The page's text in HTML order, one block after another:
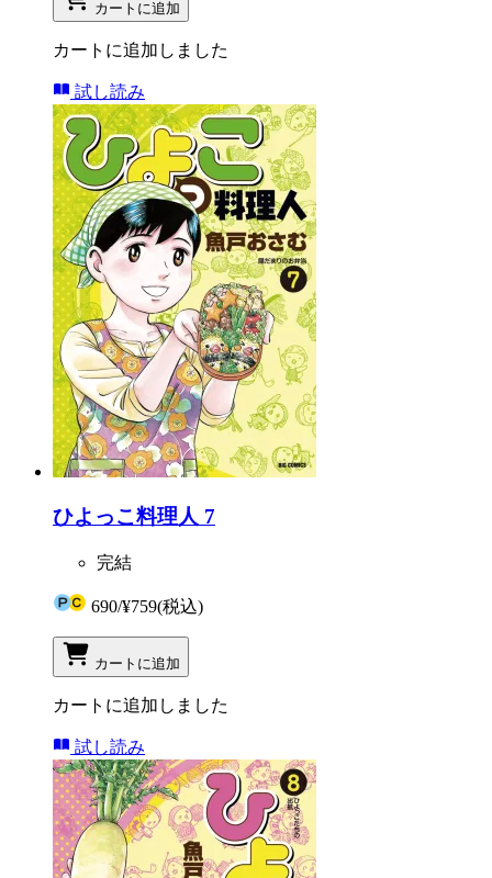
カートに追加
カートに追加しました
試し読み
ひよっこ料理人 7
完結
690/¥759(税込)
カートに追加
カートに追加しました
試し読み